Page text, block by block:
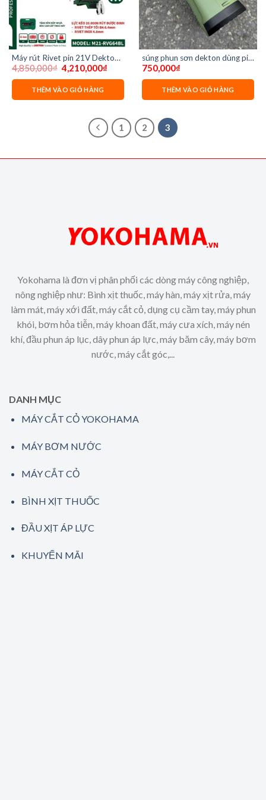
Máy rút Rivet pin 21V Dekton
M21-RVG64BL ( chưa có pin
sạc)
4,850,000₫ Giá
gốc
là:
4,850,000₫.
4,210,000₫
tại
4,210,000₫.
THÊM VÀO GIỎ HÀNG
súng phun sơn dekton dùng pin
sps1000x
750,000₫
THÊM VÀO GIỎ HÀNG
1 2 3
Yokohama là đơn vị phân phối các dòng máy công nghiệp,
nông nghiệp như: Bình xịt thuốc, máy hàn, máy xịt rửa, máy
làm mát, máy xới đất, máy cắt cỏ, dụng cụ cầm tay, máy phun
khói, bơm hỏa tiễn, máy khoan đất, máy cưa xích, máy nén
khí, đầu phun áp lục, dây phun áp lực, máy băm cây, máy bơm
nước, máy cắt góc,...
DANH MỤC
MÁY CẮT CỎ YOKOHAMA
MÁY BƠM NƯỚC
MÁY CẮT CỎ
BÌNH XỊT THUỐC
ĐẦU XỊT ÁP LỰC
KHUYẾN MÃI